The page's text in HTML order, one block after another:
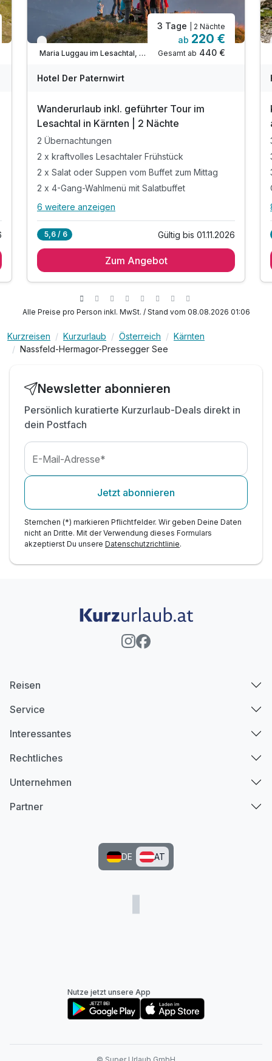
Nur noch bis Oktober
Maria Luggau im Lesachtal, Nassfeld-Hermagor-Pressegger See
3 Tage | 2 Nächte
ab 220 €
Gesamt ab 440 €
Hotel Der Paternwirt
Wanderurlaub inkl. geführter Tour im
Lesachtal in Kärnten | 2 Nächte
2 Übernachtungen
2 x kraftvolles Lesachtaler Frühstück
2 x Salat oder Suppen vom Buffet zum Mittag
2 x 4-Gang-Wahlmenü mit Salatbuffet
Alle Inklusivleistungen
2 x kraftvolles Lesachtaler Frühstück
inkl. geführter Wanderung (donnerstags)
inkl. Bademantel und Badetuch
inkl. Teilnahme am Wochenprogramm lt. Aushang
inkl. W-LAN Nutzung
6 weitere anzeigen
5,6 / 6 Gültig bis 01.11.2026
Zum Angebot
Alle Preise pro Person inkl. MwSt. / Stand vom 08.08.2026 01:06
Kurzreisen Kurzurlaub Österreich
Kärnten
Nassfeld-Hermagor-Pressegger See
Newsletter abonnieren
Persönlich kuratierte Kurzurlaub-Deals direkt in
dein Postfach
E-Mail-Adresse*
Jetzt abonnieren
Sternchen (*) markieren Pflichtfelder. Wir geben Deine Daten
nicht an Dritte. Mit der Verwendung dieses Formulars
akzeptierst Du unsere Datenschutzrichtlinie.
Reisen
Service
Interessantes
Rechtliches
Unternehmen
Partner
DE AT
Nutze jetzt unsere App